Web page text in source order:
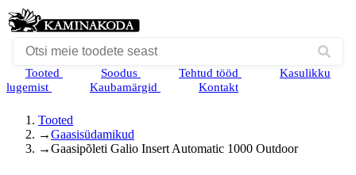
Tooted Soodus Tehtud tööd
Kasulikku
lugemist
Kaubamärgid Kontakt
Tooted
→Gaasisüdamikud
→Gaasipõleti Galio Insert Automatic 1000 Outdoor